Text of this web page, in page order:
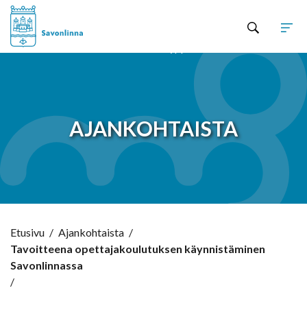
AJANKOHTAISTA
Etusivu / Ajankohtaista /
Tavoitteena opettajakoulutuksen käynnistäminen
Savonlinnassa
/